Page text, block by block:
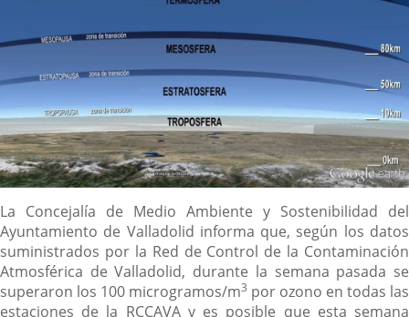
Descripción
La Concejalía de Medio Ambiente y Sostenibilidad del
Ayuntamiento de Valladolid informa que, según los datos
suministrados por la Red de Control de la Contaminación
Atmosférica de Valladolid, durante la semana pasada se
superaron los 100 microgramos/m3 por ozono en todas las
estaciones de la RCCAVA y es posible que esta semana